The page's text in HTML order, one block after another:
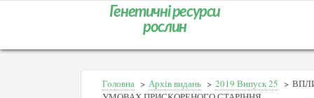
Генетичні ресурси
рослин
Головна > Архів видань > 2019 Випуск 25 >